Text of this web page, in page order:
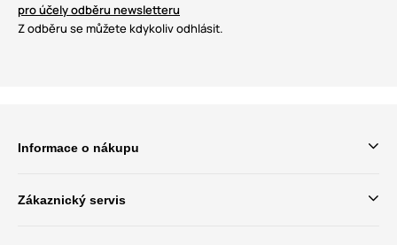
pro účely odběru newsletteru
Z odběru se můžete kdykoliv odhlásit.
Informace o nákupu
Zákaznický servis